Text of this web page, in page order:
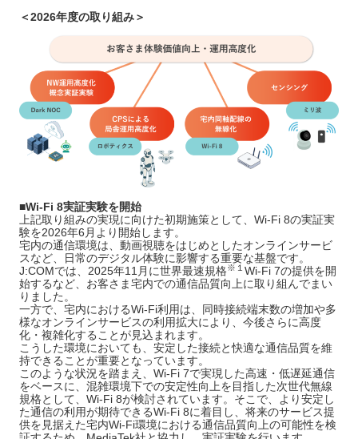
＜2026年度の取り組み＞
■Wi-Fi 8実証実験を開始
上記取り組みの実現に向けた初期施策として、Wi-Fi 8の実証実
験を2026年6月より開始します。
宅内の通信環境は、動画視聴をはじめとしたオンラインサービ
スなど、日常のデジタル体験に影響する重要な基盤です。
J:COMでは、2025年11月に世界最速規格※１ Wi-Fi 7の提供を開
始するなど、お客さま宅内での通信品質向上に取り組んでまい
りました。
一方で、宅内におけるWi-Fi利用は、同時接続端末数の増加や多
様なオンラインサービスの利用拡大により、今後さらに高度
化・複雑化することが見込まれます。
こうした環境においても、安定した接続と快適な通信品質を維
持できることが重要となっています。
このような状況を踏まえ、Wi-Fi 7で実現した高速・低遅延通信
をベースに、混雑環境下での安定性向上を目指した次世代無線
規格として、Wi-Fi 8が検討されています。そこで、より安定し
た通信の利用が期待できるWi-Fi 8に着目し、将来のサービス提
供を見据えた宅内Wi-Fi環境における通信品質向上の可能性を検